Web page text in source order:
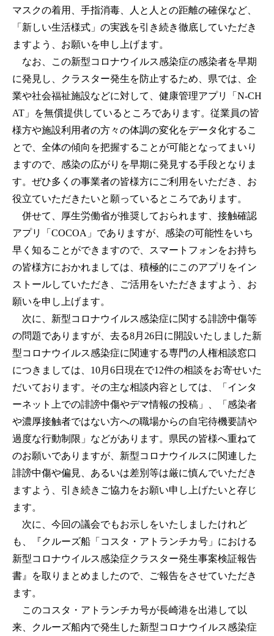
マスクの着用、手指消毒、人と人との距離の確保など、
「新しい生活様式」の実践を引き続き徹底していただき
ますよう、お願いを申し上げます。
なお、この新型コロナウイルス感染症の感染者を早期
に発見し、クラスター発生を防止するため、県では、企
業や社会福祉施設などに対して、健康管理アプリ「N-CH
AT」を無償提供しているところであります。従業員の皆
様方や施設利用者の方々の体調の変化をデータ化するこ
とで、全体の傾向を把握することが可能となってまいり
ますので、感染の広がりを早期に発見する手段となりま
す。ぜひ多くの事業者の皆様方にご利用をいただき、お
役立ていただきたいと願っているところであります。
併せて、厚生労働省が推奨しておられます、接触確認
アプリ「COCOA」でありますが、感染の可能性をいち
早く知ることができますので、スマートフォンをお持ち
の皆様方におかれましては、積極的にこのアプリをイン
ストールしていただき、ご活用をいただきますよう、お
願いを申し上げます。
次に、新型コロナウイルス感染症に関する誹謗中傷等
の問題でありますが、去る8月26日に開設いたしました新
型コロナウイルス感染症に関連する専門の人権相談窓口
につきましては、10月6日現在で12件の相談をお寄せいた
だいております。その主な相談内容としては、「インタ
ーネット上での誹謗中傷やデマ情報の投稿」、「感染者
や濃厚接触者ではない方への職場からの自宅待機要請や
過度な行動制限」などがあります。県民の皆様へ重ねて
のお願いでありますが、新型コロナウイルスに関連した
誹謗中傷や偏見、あるいは差別等は厳に慎んでいただき
ますよう、引き続きご協力をお願い申し上げたいと存じ
ます。
次に、今回の議会でもお示しをいたしましたけれど
も、『クルーズ船「コスタ・アトランチカ号」における
新型コロナウイルス感染症クラスター発生事案検証報告
書』を取りまとめましたので、ご報告をさせていただき
ます。
このコスタ・アトランチカ号が長崎港を出港して以
来、クルーズ船内で発生した新型コロナウイルス感染症